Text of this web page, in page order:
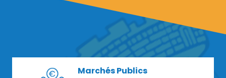
Marchés Publics